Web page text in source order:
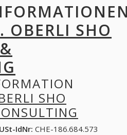
OBERLI SHO
SHO
IdNr: CHE-186.684.573